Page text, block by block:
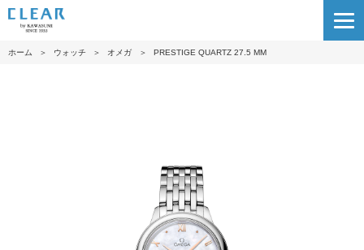
ホーム ＞ ウォッチ ＞ オメガ ＞ PRESTIG E QUARTZ 27.5 M M